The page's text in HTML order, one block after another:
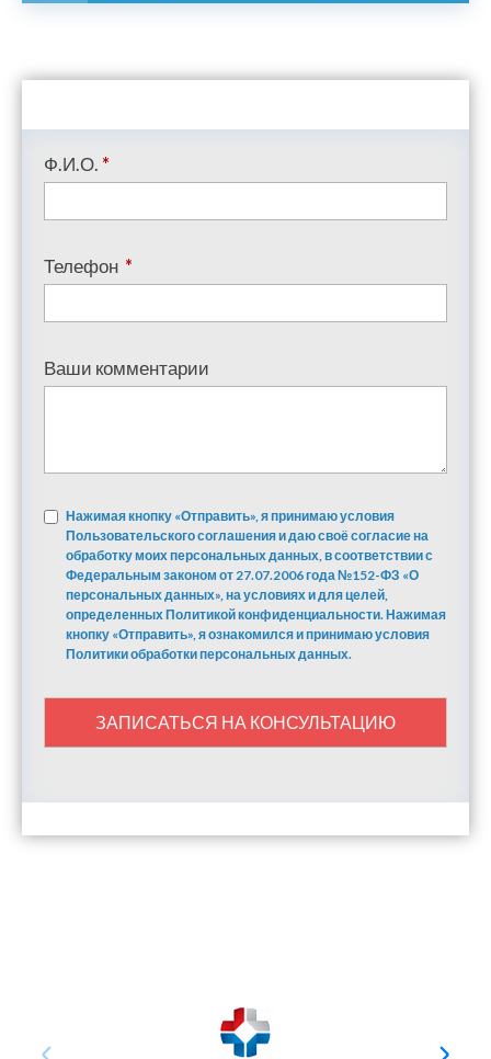
Ф.И.О. *
Телефон *
Ваши комментарии
Нажимая кнопку «Отправить», я принимаю условия
Пользовательского соглашения и даю своё согласие на
обработку моих персональных данных, в соответствии с
Федеральным законом от 27.07.2006 года №152-ФЗ «О
персональных данных», на условиях и для целей,
определенных Политикой конфиденциальности. Нажимая
кнопку «Отправить», я ознакомился и принимаю условия
Политики обработки персональных данных.
ЗАПИСАТЬСЯ НА КОНСУЛЬТАЦИЮ